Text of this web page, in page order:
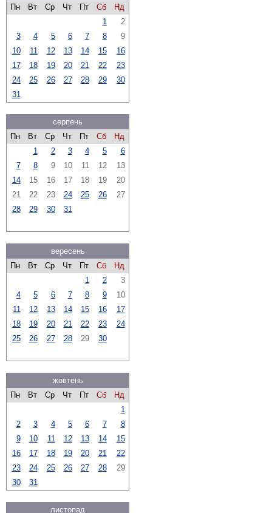
Пн
Вт Ср Чт Пт Сб
Нд
1
2
3
4 5 6 7 8
9
10
11 12 13 14 15
16
17
18 19 20 21 22
23
24
25 26 27 28 29
30
31
серпень
Пн
Вт Ср Чт Пт Сб
Нд
1
2 3 4 5
6
7
8 9 10 11 12
13
14
15 16 17 18 19
20
21
22 23 24 25 26
27
28
29 30 31
вересень
Пн
Вт Ср Чт Пт Сб
Нд
1
2
3
4
5 6 7 8 9
10
11
12 13 14 15 16
17
18
19 20 21 22 23
24
25
26 27 28 29 30
жовтень
Пн
Вт Ср Чт Пт Сб
Нд
1
2
3 4 5 6 7
8
9
10 11 12 13 14
15
16
17 18 19 20 21
22
23
24 25 26 27 28
29
30
31
листопад